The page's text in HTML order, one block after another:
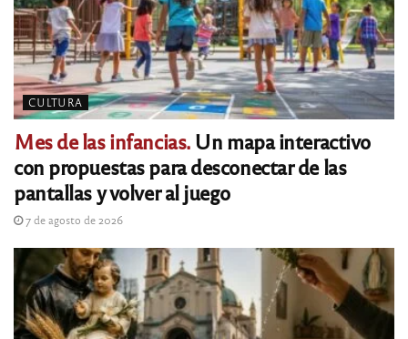
CULTURA
Mes de las infancias.Un mapa interactivo
con propuestas para desconectar de las
pantallas y volver al juego
7 de agosto de 2026